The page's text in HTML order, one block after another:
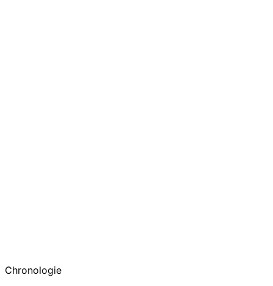
Chronologie